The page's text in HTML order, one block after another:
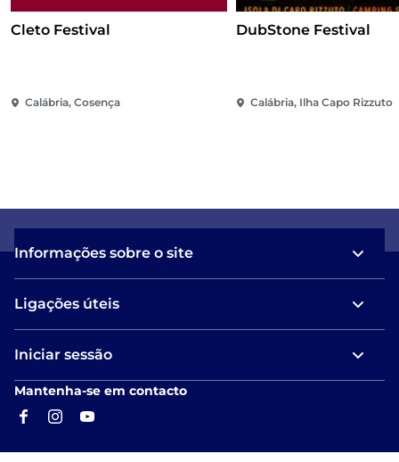
Cleto Festival
Calábria, Cosença
DubStone Festival
Calábria, Ilha Capo Rizzuto
Informações sobre o site
Ligações úteis
Iniciar sessão
Mantenha-se em contacto